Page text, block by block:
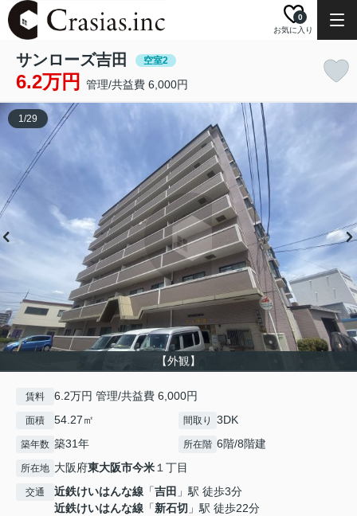
お気に入り
0
サンローズ吉田 空室2
6.2万円 管理/共益費 6,000円
【外観】
1/29
賃料 6.2万円 管理/共益費 6,000円
面積 54.27㎡ 間取り 3DK
築年数 築31年 所在階 6階/8階建
所在地 大阪府東大阪市今米１丁目
交通 近鉄けいはんな線 「吉田 」駅 徒歩3分
近鉄けいはんな線 「新石切 」駅 徒歩22分